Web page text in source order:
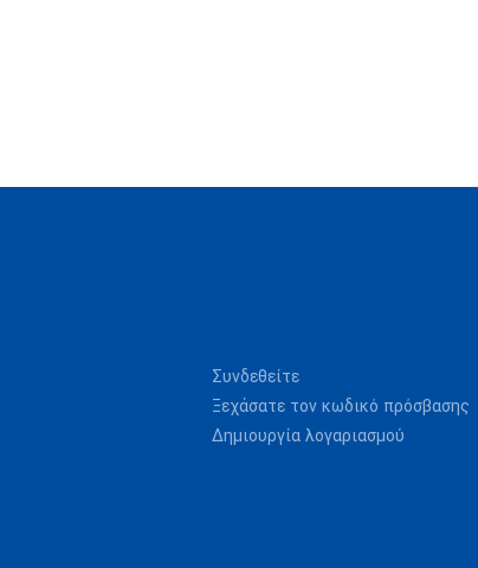
Συνδεθείτε
Ξεχάσατε τον κωδικό πρόσβασης
Δημιουργία λογαριασμού